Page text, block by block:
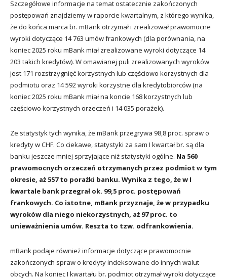
Szczegółowe informacje na temat ostatecznie zakończonych
postępowań znajdziemy w raporcie kwartalnym, z którego wynika,
że do końca marca br. mBank otrzymał i zrealizował prawomocne
wyroki dotyczące 14 763 umów frankowych (dla porównania, na
koniec 2025 roku mBank miał zrealizowane wyroki dotyczące 14
203 takich kredytów). W omawianej puli zrealizowanych wyroków
jest 171 rozstrzygnięć korzystnych lub częściowo korzystnych dla
podmiotu oraz 14 592 wyroki korzystne dla kredytobiorców (na
koniec 2025 roku mBank miał na koncie 168 korzystnych lub
częściowo korzystnych orzeczeń i 14 035 porażek).
Ze statystyk tych wynika, że mBank przegrywa 98,8 proc. spraw o
kredyty w CHF. Co ciekawe, statystyki za sam I kwartał br. są dla
banku jeszcze mniej sprzyjające niż statystyki ogólne. Na 560
prawomocnych orzeczeń otrzymanych przez podmiot w tym
okresie, aż 557 to porażki banku. Wynika z tego, że w I
kwartale bank przegrał ok. 99,5 proc. postępowań
frankowych. Co istotne, mBank przyznaje, że w przypadku
wyroków dla niego niekorzystnych, aż 97 proc. to
unieważnienia umów. Reszta to tzw. odfrankowienia.
mBank podaje również informacje dotyczące prawomocnie
zakończonych spraw o kredyty indeksowane do innych walut
obcych. Na koniec I kwartału br. podmiot otrzymał wyroki dotyczące